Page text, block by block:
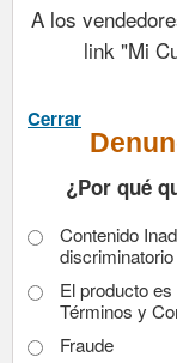
A los
link "Mi
Cerrar
¿Por qué
Contenido
discriminatorio
El producto
Términos y
Fraude